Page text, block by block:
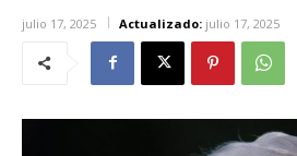
julio 17, 2025 Actualizado: julio 17, 2025